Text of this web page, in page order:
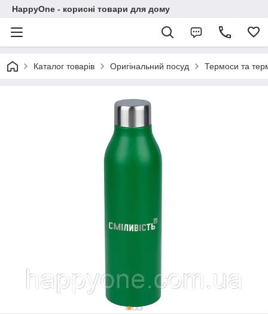
HappyOne - корисні товари для дому
Каталог товарів Оригінальний посуд Термоси та